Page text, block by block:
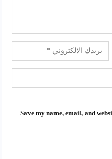
Save my name, email, and